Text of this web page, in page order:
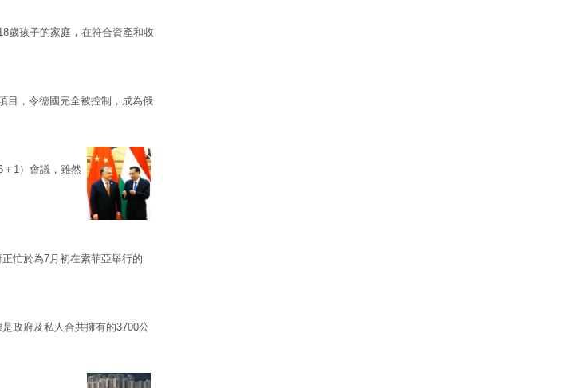
歲孩子的家庭，在符合資產和收
目，令德國完全被控制，成為俄
1）會議，雖然
忙於為7月初在索菲亞舉行的
政府及私人合共擁有的3700公